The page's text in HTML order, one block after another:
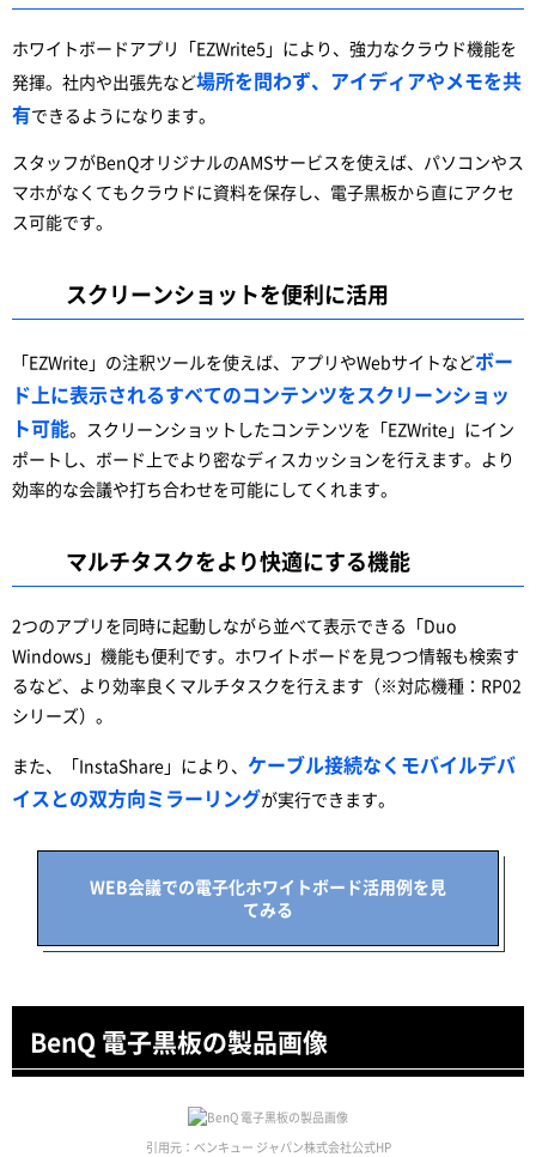
ホワイトボードアプリ「EZWrite5」により、強力なクラウド機能を
発揮。社内や出張先など場所を問わず、アイディアやメモを共
有できるようになります。
スタッフがBenQオリジナルのAMSサービスを使えば、パソコンやス
マホがなくてもクラウドに資料を保存し、電子黒板から直にアクセ
ス可能です。
スクリーンショットを便利に活用
「EZWrite」の注釈ツールを使えば、アプリやWebサイトなどボー
ド上に表示されるすべてのコンテンツをスクリーンショッ
ト可能。スクリーンショットしたコンテンツを「EZWrite」にイン
ポートし、ボード上でより密なディスカッションを行えます。より
効率的な会議や打ち合わせを可能にしてくれます。
マルチタスクをより快適にする機能
2つのアプリを同時に起動しながら並べて表示できる「Duo
Windows」機能も便利です。ホワイトボードを見つつ情報も検索す
るなど、より効率良くマルチタスクを行えます（※対応機種：RP02
シリーズ）。
また、「InstaShare」により、 ケーブル接続なくモバイルデバ
イスとの双方向ミラーリングが実行できます。
WEB会議での電子化ホワイトボード活用例を見
てみる
BenQ 電子黒板の製品画像
引用元：ベンキュー ジャパン株式会社公式HP